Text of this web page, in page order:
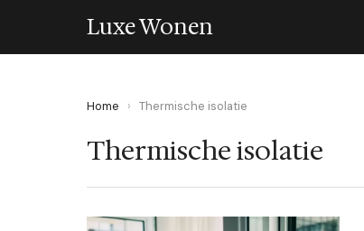
Luxe Wonen
Home › Thermische isolatie
Thermische isolatie